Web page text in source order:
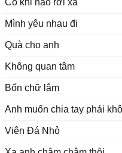
Có khi nào rời xa
Mình yêu nhau đi
Quà cho anh
Không quan tâm
Bốn chữ lắm
Anh muốn chia tay phải
Viên Đá Nhỏ